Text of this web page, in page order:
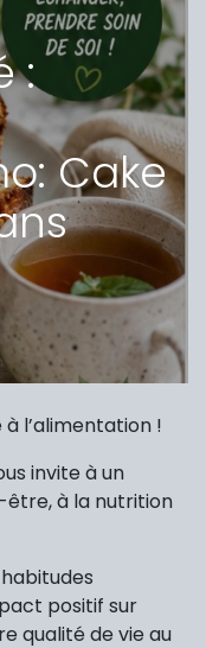
:
Cake
l’alimentation !
invite à un
à la nutrition
positif sur
qualité de vie au